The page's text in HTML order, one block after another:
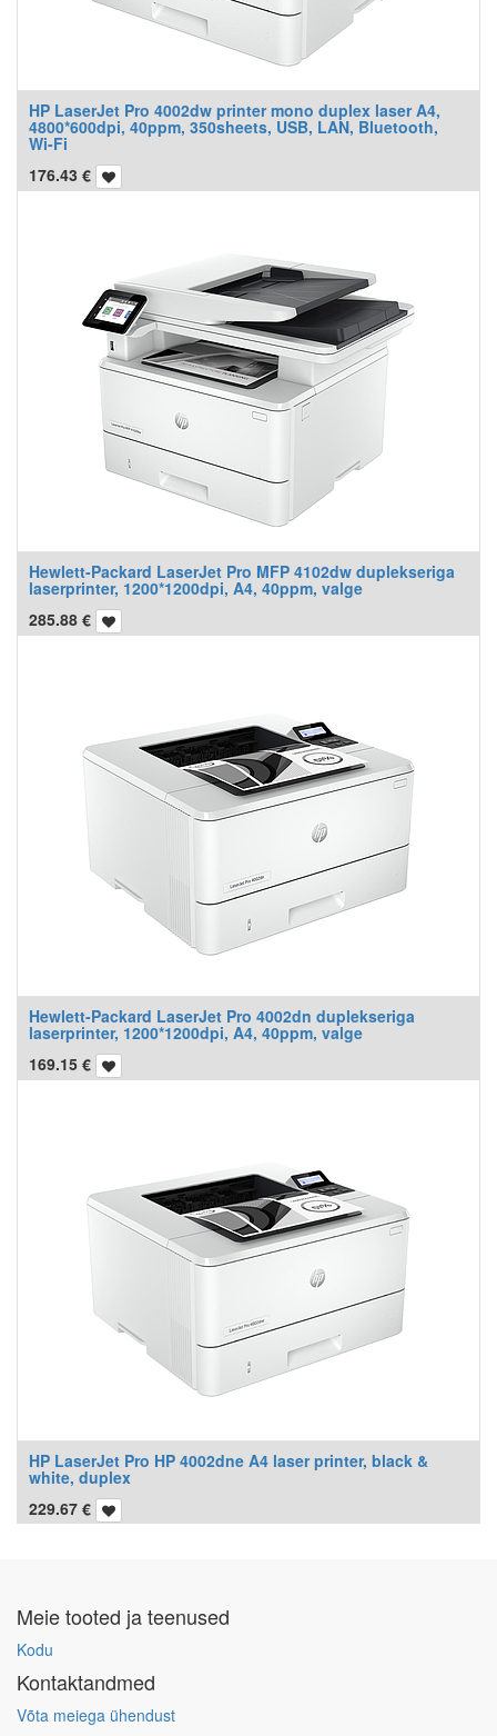
HP LaserJet Pro 4002dw printer mono duplex laser A4,
4800*600dpi, 40ppm, 350sheets, USB, LAN, Bluetooth,
Wi-Fi
176.43 €
Hewlett-Packard LaserJet Pro MFP 4102dw duplekseriga
laserprinter, 1200*1200dpi, A4, 40ppm, valge
285.88 €
Hewlett-Packard LaserJet Pro 4002dn duplekseriga
laserprinter, 1200*1200dpi, A4, 40ppm, valge
169.15 €
HP LaserJet Pro HP 4002dne A4 laser printer, black &
white, duplex
229.67 €
Meie tooted ja teenused
Kodu
Kontaktandmed
Võta meiega ühendust